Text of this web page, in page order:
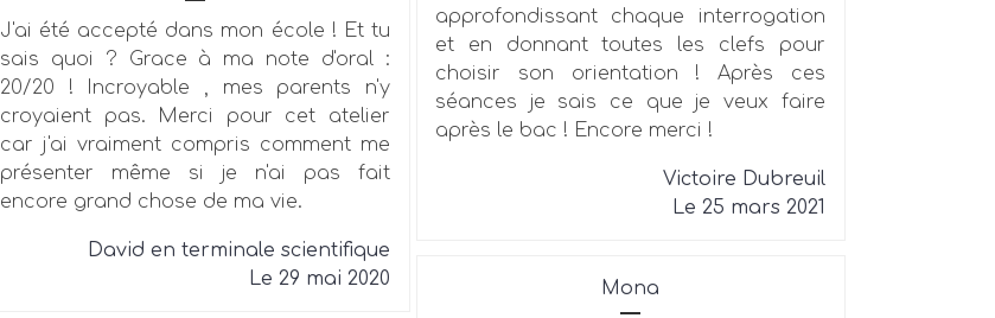
J'ai été accepté dans mon école ! Et tu
sais quoi ? Grace à ma note d'oral :
20/20 ! Incroyable , mes parents n'y
croyaient pas. Merci pour cet atelier
car j'ai vraiment compris comment me
présenter même si je n'ai pas fait
encore grand chose de ma vie.
David en terminale scientifique
Le 29 mai 2020
approfondissant chaque interrogation
et en donnant toutes les clefs pour
choisir son orientation ! Après ces
séances je sais ce que je veux faire
après le bac ! Encore merci !
Victoire Dubreuil
Le 25 mars 2021
Mona